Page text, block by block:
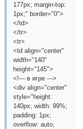
177px; margin-top:
1px;" border="0">
</td>
</tr>
<tr>
<td align="center"
width="140"
height="145">
<!--- в игре --->
<div align="center"
style="height:
140px; width: 99%;
padding: 1px;
overflow: auto;